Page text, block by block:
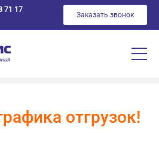
71 17
Заказать звонок
отгрузок!